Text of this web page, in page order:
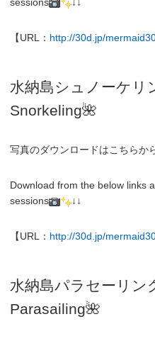
【URL： http://30d.jp/
水納島シュノーケリ
Snorkeling🌺
写真のダウンロードはこちらか
Download from the below links
sessions
↓↓
【URL： http://30d.jp/
水納島パラセーリン
Parasailing🌺